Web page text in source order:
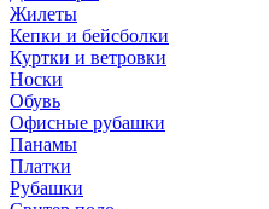
Жилеты
Кепки и бейсболки
Куртки и ветровки
Носки
Обувь
Офисные рубашки
Панамы
Платки
Рубашки